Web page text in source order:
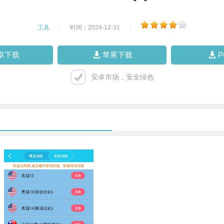
工具 时间：2024-12-31
下载 苹果下载
安卓市场，安全绿色